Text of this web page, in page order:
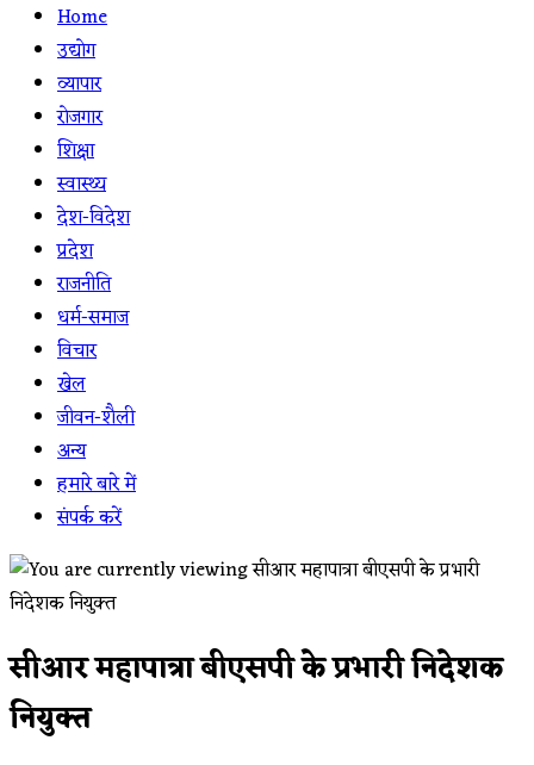
Home
उद्योग
व्यापार
रोजगार
शिक्षा
स्वास्थ्य
देश-विदेश
प्रदेश
राजनीति
धर्म-समाज
विचार
खेल
जीवन-शैली
अन्य
हमारे बारे में
संपर्क करें
सीआर महापात्रा बीएसपी के प्रभारी निदेशक
नियुक्त